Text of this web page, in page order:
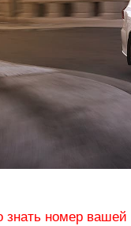
знать номер